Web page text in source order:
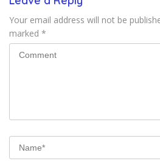
Your email address will not be
marked *